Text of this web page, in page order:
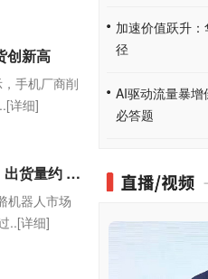
创新高
手机厂商削
[详细]
IDC：2025 年中国外骨骼机器人市场规模超过 16 亿元，出货量约 2.6 万台
机器人市场
..[详细]
加速价值跃升
径
AI驱动流量暴
必答题